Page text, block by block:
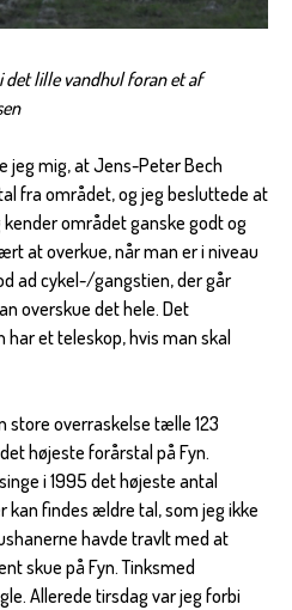
det lille vandhul foran et af
jeg mig, at Jens-Peter Bech
fra området, og jeg besluttede at
området ganske godt og
at overkue, når man er i niveau
ad cykel-/gangstien, der går
overskue det hele. Det
et teleskop, hvis man skal
store overraskelse tælle 123
højeste forårstal på Fyn.
i 1995 det højeste antal
findes ældre tal, som jeg ikke
havde travlt med at
skue på Fyn. Tinksmed
Allerede tirsdag var jeg forbi